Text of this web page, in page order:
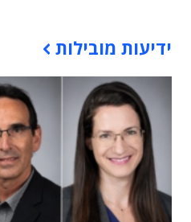
ידיעות מובילות